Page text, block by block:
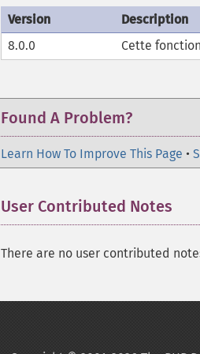
Version
Description
8.0.0
Cette
Found A Problem?
Learn How To Improve This Page •
User Contributed Notes
There are no user contributed